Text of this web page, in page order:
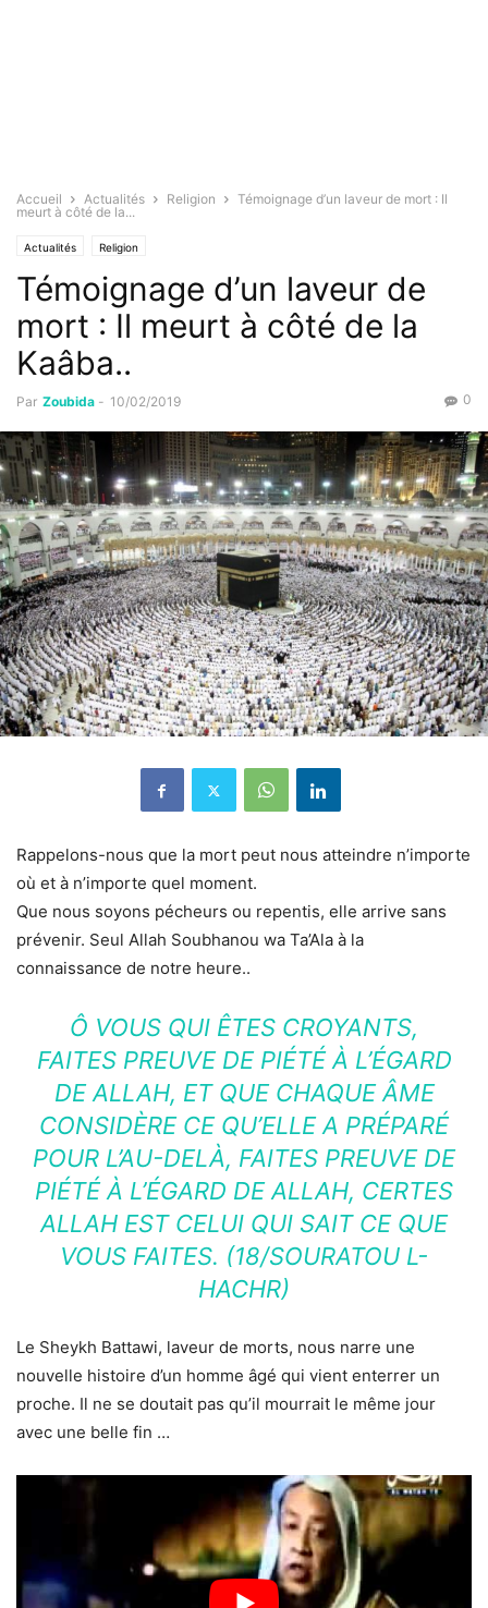
Accueil Actualités Religion
Témoignage d’un laveur de mort : Il
meurt à côté de la...
Actualités Religion
Témoignage d’un laveur de
mort : Il meurt à côté de la
Kaâba..
Par Zoubida - 10/02/2019 0
Rappelons-nous que la mort peut nous atteindre n’importe
où et à n’importe quel moment.
Que nous soyons pécheurs ou repentis, elle arrive sans
prévenir. Seul Allah Soubhanou wa Ta’Ala à la
connaissance de notre heure..
Ô VOUS QUI ÊTES CROYANTS,
FAITES PREUVE DE PIÉTÉ À L’ÉGARD
DE ALLAH, ET QUE CHAQUE ÂME
CONSIDÈRE CE QU’ELLE A PRÉPARÉ
POUR L’AU-DELÀ, FAITES PREUVE DE
PIÉTÉ À L’ÉGARD DE ALLAH, CERTES
ALLAH EST CELUI QUI SAIT CE QUE
VOUS FAITES. (18/SOURATOU L-
HACHR)
Le Sheykh Battawi, laveur de morts, nous narre une
nouvelle histoire d’un homme âgé qui vient enterrer un
proche. Il ne se doutait pas qu’il mourrait le même jour
avec une belle fin …